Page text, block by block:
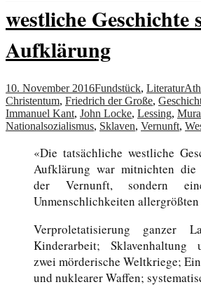
westliche Geschichte
Aufklärung
10. November 2016Fundstück, Literatur
Christentum, Friedrich der Große,
Immanuel Kant, John Locke, Lessing,
Nationalsozialismus, Sklaven, Vernunft,
«Die tatsächliche westliche
Aufklärung war mitnichten die
der Vernunft, sondern
Unmenschlichkeiten allergrößten
Verproletatisierung ganzer
Kinderarbeit; Sklavenhaltung
zwei mörderische Weltkriege;
und nuklearer Waffen;